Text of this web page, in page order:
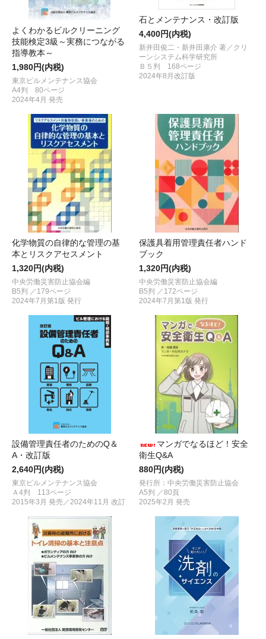
よくわかるビルクリーニング
技能検定3級～実務につながる
指導教本～
1,980円(内税)
東京ビルメンテナンス協会
A4判 80ページ
2024年4月 発売
石とメンテナンス・改訂版
4,400円(内税)
新井田俊二・新井田康介 著／クリ
ーンシステム科学研究所
Ｂ５判 168ページ
2024年8月改訂版
化学物質の自律的な管理の基
本とリスクアセスメント
1,320円(内税)
中央労働災害防止協会編
B5判 ／179ページ
2024年7月第1版 発行
保護具着用管理責任者ハンド
ブック
1,320円(内税)
中央労働災害防止協会編
B5判 ／172ページ
2024年7月第1版 発行
設備管理責任者のためのQ＆
A・改訂版
2,640円(内税)
東京ビルメンテナンス協会
Ａ4判 113ページ
2015年3月 発売／2024年11月 改訂
マンガでなるほど！安全
衛生Q&A
880円(内税)
発行所：中央労働災害防止協会
A5判 ／80頁
2025年2月 発売